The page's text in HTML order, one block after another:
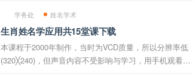
学务处 姓名学术
生肖姓名学应用共15堂课下载
本课程于2000年制作，当时为VCD质量，所以分辨率低
(320╳240)，但声音内容不受影响与学习，用手机观看影